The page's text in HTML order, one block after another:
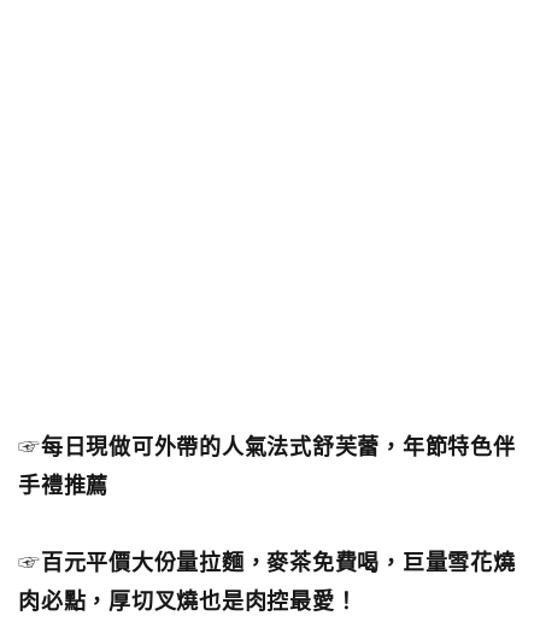
☞每日現做可外帶的人氣法式舒芙蕾，年節特色伴
手禮推薦
☞ 百元平價大份量拉麵，麥茶免費喝，巨量雪花燒
肉必點，厚切叉燒也是肉控最愛！